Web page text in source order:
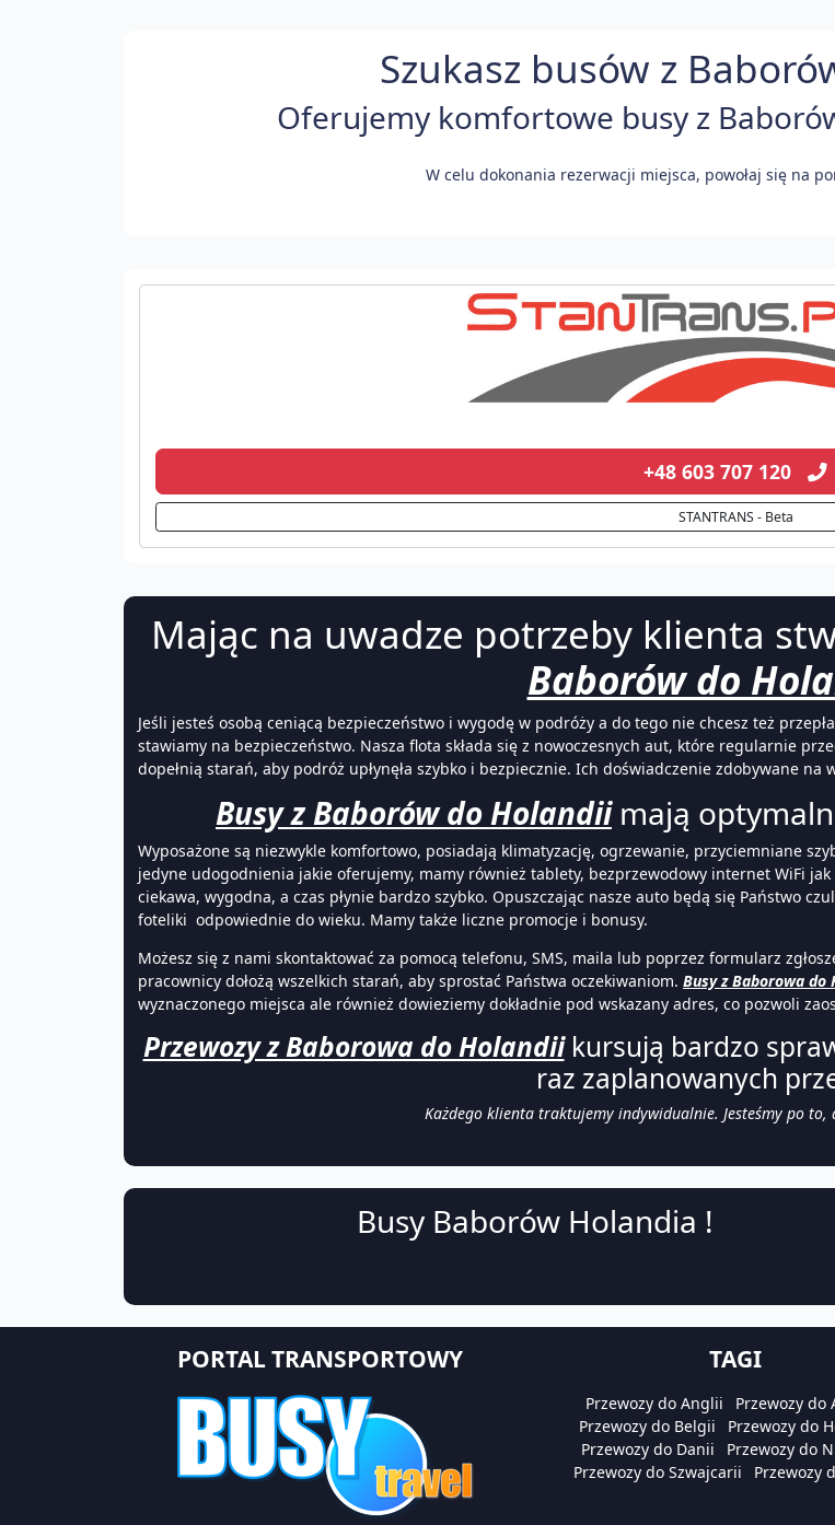
Szukasz busów z
Oferujemy komfortowe busy z
W celu dokonania rezerwacji miejsca, powołaj się na
+48 603 707 120
STANTRANS - Beta
Mając na uwadze potrzeby klienta
Baborów do
Jeśli jesteś osobą ceniącą bezpieczeństwo i wygodę w podróży a do tego nie chcesz też
stawiamy na bezpieczeństwo. Nasza flota składa się z nowoczesnych aut, które regularnie
dopełnią starań, aby podróż upłynęła szybko i bezpiecznie. Ich doświadczenie zdobywane
Busy z Baborów do Holandiimają
Wyposażone są niezwykle komfortowo, posiadają klimatyzację, ogrzewanie, przyciemniane
jedyne udogodnienia jakie oferujemy, mamy również tablety, bezprzewodowy internet WiFi
ciekawa, wygodna, a czas płynie bardzo szybko. Opuszczając nasze auto będą się Państwo
foteliki odpowiednie do wieku. Mamy także liczne promocje i bonusy.
Możesz się z nami skontaktować za pomocą telefonu, SMS, maila lub poprzez formularz
pracownicy dołożą wszelkich starań, aby sprostać Państwa oczekiwaniom. Busy z Baborowa do
wyznaczonego miejsca ale również dowieziemy dokładnie pod wskazany adres, co pozwoli
Przewozy z Baborowa do Holandiikursują bardzo
raz zaplanowanych
Każdego klienta traktujemy indywidualnie. Jesteśmy po to,
Busy Baborów Holandia !
PORTAL TRANSPORTOWY TAGI
Przewozy do Anglii
Przewozy do
Przewozy do Belgii
Przewozy do
Przewozy do Danii
Przewozy do
Przewozy do Szwajcarii
Przewozy